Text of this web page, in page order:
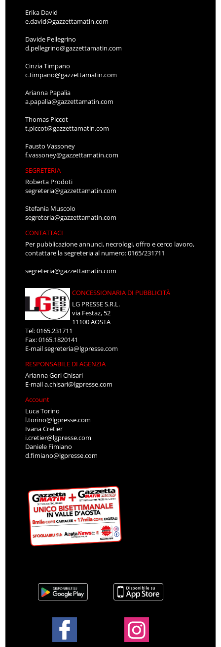
Erika David
e.david@gazzettamatin.com
Davide Pellegrino
d.pellegrino@gazzettamatin.com
Cinzia Timpano
c.timpano@gazzettamatin.com
Arianna Papalia
a.papalia@gazzettamatin.com
Thomas Piccot
t.piccot@gazzettamatin.com
Fausto Vassoney
f.vassoney@gazzettamatin.com
SEGRETERIA
Roberta Prodoti
segreteria@gazzettamatin.com
Stefania Muscolo
segreteria@gazzettamatin.com
CONTATTACI
Per pubblicazione annunci, necrologi, offro e cerco lavoro,
contattare la segreteria al numero: 0165/231711
segreteria@gazzettamatin.com
CONCESSIONARIA DI PUBBLICITÀ
LG PRESSE S.R.L.
via Festaz, 52
11100 AOSTA
Tel: 0165.231711
Fax: 0165.1820141
E-mailsegreteria@lgpresse.com
RESPONSABILE DI AGENZIA
Arianna Gori Chisari
E-maila.chisari@lgpresse.com
Account
Luca Torino
l.torino@lgpresse.com
Ivana Cretier
i.cretier@lgpresse.com
Daniele Fimiano
d.fimiano@lgpresse.com